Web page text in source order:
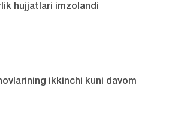
hujjatlari imzolandi
ikkinchi kuni davom